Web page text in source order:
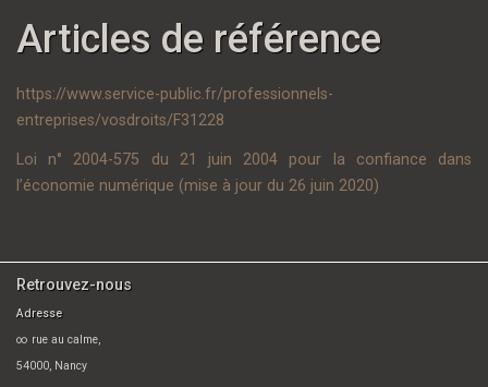
Articles de référence
https://www.service-public.fr/professionnels-
entreprises/vosdroits/F31228
Loi n° 2004-575 du 21 juin 2004 pour la confiance dans
l’économie numérique (mise à jour du 26 juin 2020)
Retrouvez-nous
Adresse
∞ rue au calme,
54000, Nancy